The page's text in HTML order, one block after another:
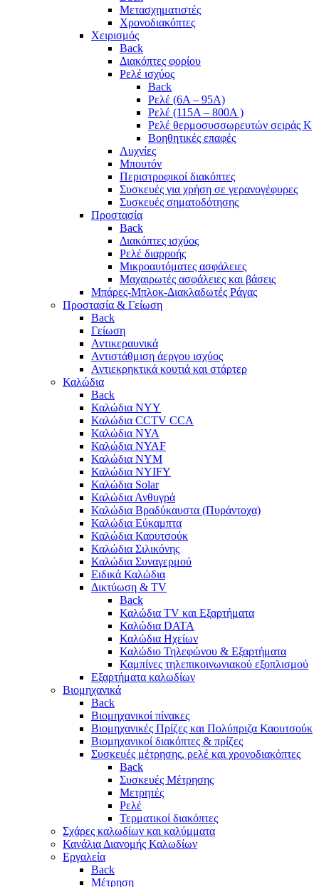
Μετασχηματιστές
Χρονοδιακόπτες
Χειρισμός
Back
Διακόπτες φορίου
Ρελέ ισχύος
Back
Ρελέ (6A – 95A)
Ρελέ (115A – 800A )
Ρελέ θερμοσυσσωρευτών σειράς Κ
Βοηθητικές επαφές
Λυχνίες
Μπουτόν
Περιστροφικοί διακόπτες
Συσκευές για χρήση σε γερανογέφυρες
Συσκευές σηματοδότησης
Προστασία
Back
Διακόπτες ισχύος
Ρελέ διαρροής
Μικροαυτόματες ασφάλειες
Μαχαιρωτές ασφάλειες και βάσεις
Μπάρες-Μπλοκ-Διακλαδωτές Ράγας
Προστασία & Γείωση
Back
Γείωση
Αντικεραυνικά
Αντιστάθμιση άεργου ισχύος
Αντιεκρηκτικά κουτιά και στάρτερ
Καλώδια
Back
Καλώδια NYY
Καλώδια CCTV CCA
Καλώδια NYA
Καλώδια NYAF
Καλώδια NYΜ
Καλώδια ΝΥΙFY
Καλώδια Solar
Καλώδια Ανθυγρά
Καλώδια Βραδύκαυστα (Πυράντοχα)
Καλώδια Εύκαμπτα
Καλώδια Καουτσούκ
Καλώδια Σιλικόνης
Καλώδια Συναγερμού
Ειδικά Καλώδια
Δικτύωση & TV
Back
Καλώδια TV και Εξαρτήματα
Καλώδια DATA
Καλώδια Ηχείων
Καλώδιο Τηλεφώνου & Εξαρτήματα
Καμπίνες τηλεπικοινωνιακού εξοπλισμού
Eξαρτήματα καλωδίων
Βιομηχανικά
Back
Βιομηχανικοί πίνακες
Βιομηχανικές Πρίζες και Πολύπριζα Καουτσούκ
Βιομηχανικοί διακόπτες & πρίζες
Συσκευές μέτρησης, ρελέ και χρονοδιακόπτες
Back
Συσκευές Μέτρησης
Μετρητές
Ρελέ
Τερματικοί διακόπτες
Σχάρες καλωδίων και καλύμματα
Κανάλια Διανομής Καλωδίων
Εργαλεία
Back
Μέτρηση